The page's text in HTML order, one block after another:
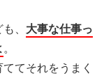
、 大事な仕事っ
。
てそれをうまく